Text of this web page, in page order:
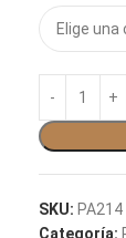
SKU: PA214
Categoría: